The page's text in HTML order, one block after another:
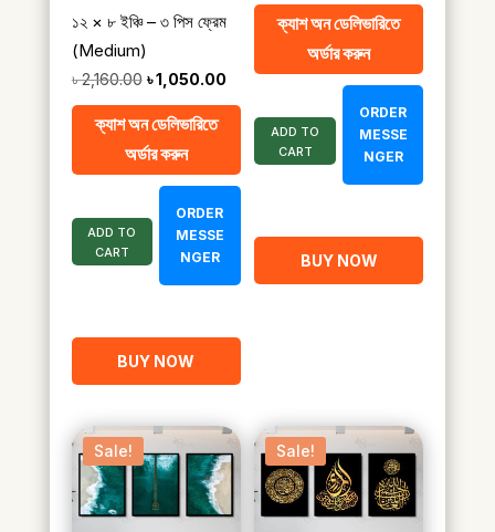
১২ × ৮ ইঞ্চি – ৩ পিস ফ্রেম
(Medium)
৳2,160.00 Original
price
was:
৳ 2,160.00.
৳1,050.00Current
price
৳ 1,050.00.
ক্যাশ অন ডেলিভারিতে
অর্ডার করুন
ADD TO
CART
ORDER
MESSE
NGER
BUY NOW
price
was:
৳ 2,100.00.
price
ক্যাশ অন ডেলিভারিতে
অর্ডার করুন
ADD TO
CART
ORDER
MESSE
NGER
BUY NOW
Sale! Sale!